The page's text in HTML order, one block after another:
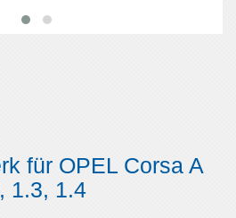
für OPEL Corsa A
1.3, 1.4